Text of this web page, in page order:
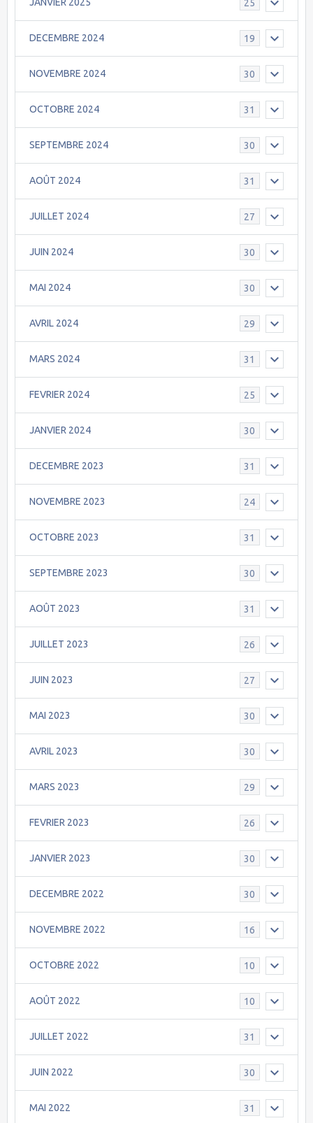
25
DECEMBRE 2024 19
NOVEMBRE 2024 30
OCTOBRE 2024 31
SEPTEMBRE 2024 30
AOÛT 2024 31
JUILLET 2024 27
JUIN 2024 30
MAI 2024 30
AVRIL 2024 29
MARS 2024 31
FEVRIER 2024 25
JANVIER 2024 30
DECEMBRE 2023 31
NOVEMBRE 2023 24
OCTOBRE 2023 31
SEPTEMBRE 2023 30
AOÛT 2023 31
JUILLET 2023 26
JUIN 2023 27
MAI 2023 30
AVRIL 2023 30
MARS 2023 29
FEVRIER 2023 26
JANVIER 2023 30
DECEMBRE 2022 30
NOVEMBRE 2022 16
OCTOBRE 2022 10
AOÛT 2022 10
JUILLET 2022 31
JUIN 2022 30
MAI 2022 31